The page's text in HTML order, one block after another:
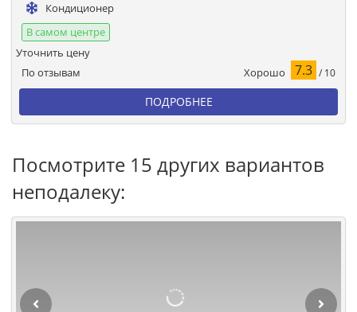
Кондиционер
В самом центре
По отзывам Хорошо 7.3 / 10
Уточнить цену
ПОДРОБНЕЕ
Посмотрите 15 других вариантов
неподалеку: